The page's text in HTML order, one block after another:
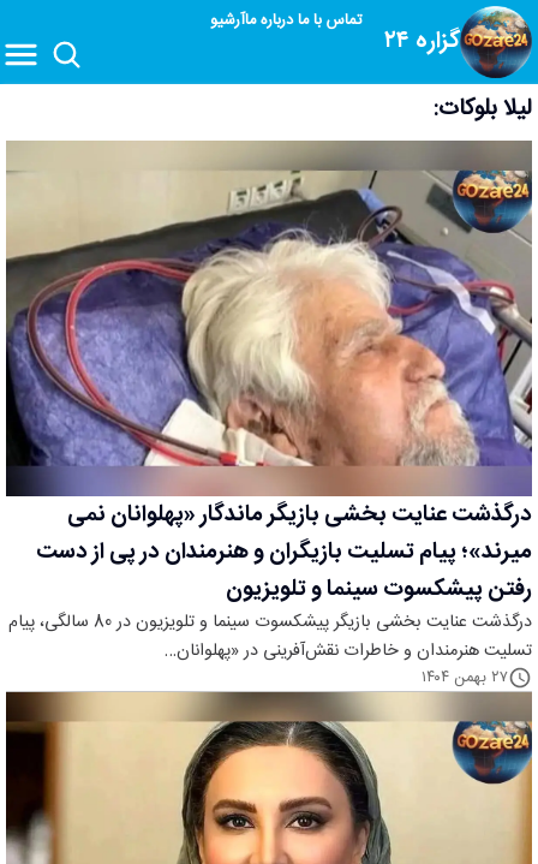
گزاره ۲۴
تماس با مادرباره ماآرشیو
لیلا بلوکات:
درگذشت عنایت بخشی بازیگر ماندگار «پهلوانان نمی
میرند»؛ پیام تسلیت بازیگران و هنرمندان در پی از دست
رفتن پیشکسوت سینما و تلویزیون
درگذشت عنایت بخشی بازیگر پیشکسوت سینما و تلویزیون در 80 سالگی، پیام
تسلیت هنرمندان و خاطرات نقش‌آفرینی در «پهلوانان…
۲۷ بهمن ۱۴۰۴